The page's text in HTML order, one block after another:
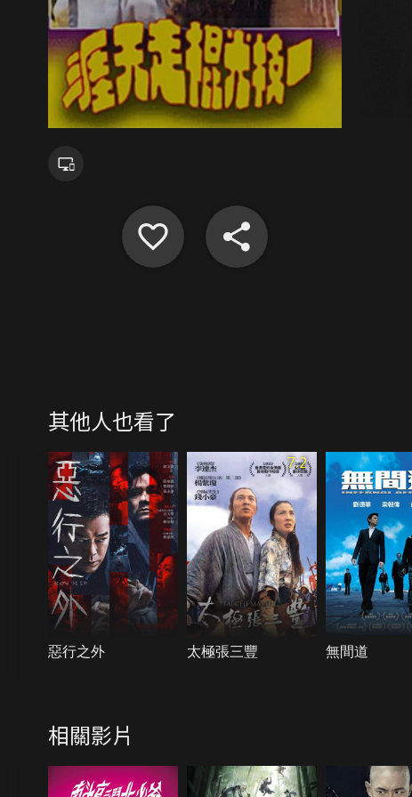
其他人也看了
惡行之外
7.2
太極張三豐 無間道
相關影片